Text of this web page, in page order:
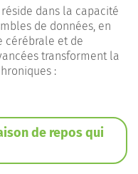
dans la capacité
de données, en
cérébrale et de
transforment la
:
de repos qui